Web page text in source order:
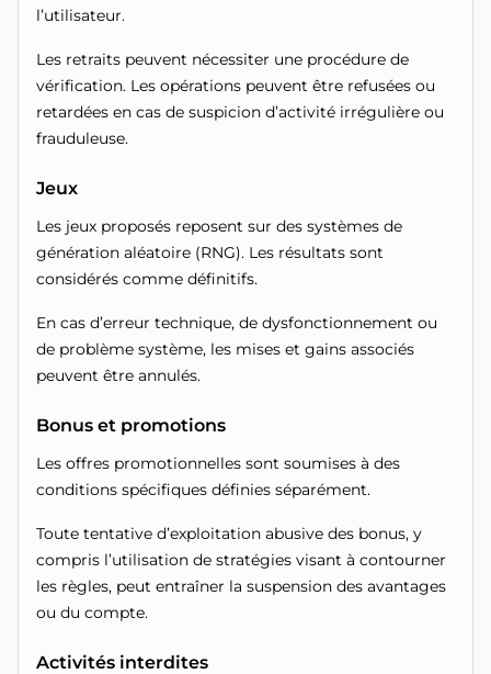
l’utilisateur.
Les retraits peuvent nécessiter une procédure de
vérification. Les opérations peuvent être refusées ou
retardées en cas de suspicion d’activité irrégulière ou
frauduleuse.
Jeux
Les jeux proposés reposent sur des systèmes de
génération aléatoire (RNG). Les résultats sont
considérés comme définitifs.
En cas d’erreur technique, de dysfonctionnement ou
de problème système, les mises et gains associés
peuvent être annulés.
Bonus et promotions
Les offres promotionnelles sont soumises à des
conditions spécifiques définies séparément.
Toute tentative d’exploitation abusive des bonus, y
compris l’utilisation de stratégies visant à contourner
les règles, peut entraîner la suspension des avantages
ou du compte.
Activités interdites